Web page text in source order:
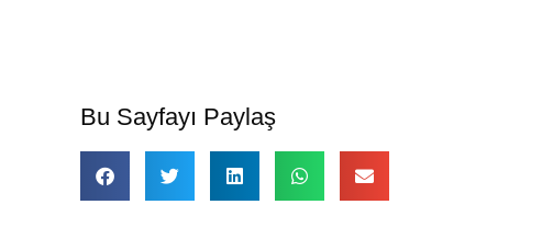
Bu Sayfayı Paylaş